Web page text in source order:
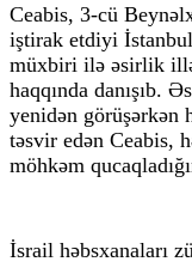
Ceabis, 3-cü
iştirak etdiyi
müxbiri ilə əsirlik
haqqında danışıb.
yenidən görüşərkən
təsvir edən Ceabis,
möhkəm
İsrail həbsxanaları